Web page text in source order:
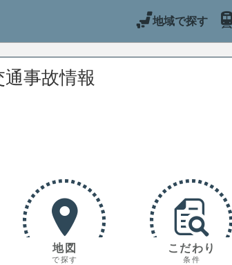
地域で探す
事故情報
地図
で探す
こだわり
条件